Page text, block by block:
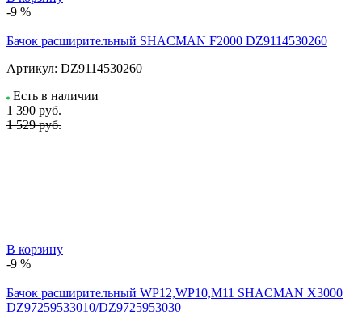
-9 %
Бачок расширительный SHACMAN F2000 DZ9114530260
Артикул: DZ9114530260
Есть в наличии
1 390 руб.
1 529 руб.
В корзину
-9 %
Бачок расширительный WP12,WP10,M11 SHACMAN X3000
DZ97259533010/DZ9725953030